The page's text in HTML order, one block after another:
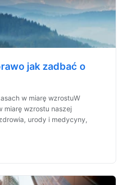
jak zadbać o
w miarę wzrostuW
miarę wzrostu naszej
urody i medycyny,